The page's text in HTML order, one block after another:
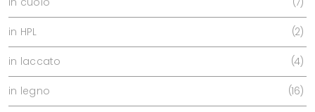
in HPL 2
in laccato 4
in legno 16